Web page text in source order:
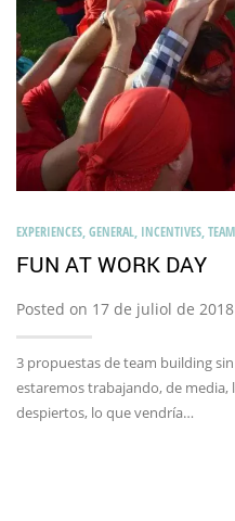
EXPERIENCES,GENERAL, INCENTIVES,
FUN AT WORK DAY
Posted on 17 de juliol de 2018
3 propuestas de team building
estaremos trabajando, de
despiertos, lo que vendría…